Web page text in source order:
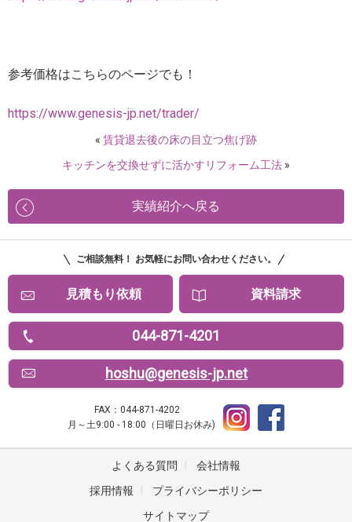
参考価格はこちらのページでも！
https://www.genesis-jp.net/trader/
« 賃貸退去後の床の目立つ焦げ跡
キッチンを交換せずに活かすリフォーム工法 »
実績紹介へ戻る
ご相談無料！ お気軽にお問い合わせください。
見積もり依頼 資料請求
044-871-4201
hoshu@genesis-jp.net
FAX：044-871-4202
月～土9:00 - 18:00（日曜日お休み)
よくある質問
会社情報
採用情報
プライバシーポリシー
サイトマップ